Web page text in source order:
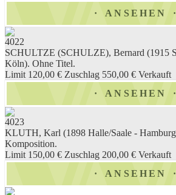
ANSEHEN
4022
SCHULTZE (SCHULZE), Bernard (1915
Köln). Ohne Titel.
Limit 120,00 € Zuschlag 550,00 € Verkauft
ANSEHEN
4023
KLUTH, Karl (1898 Halle/Saale -
Komposition.
Limit 150,00 € Zuschlag 200,00 € Verkauft
ANSEHEN